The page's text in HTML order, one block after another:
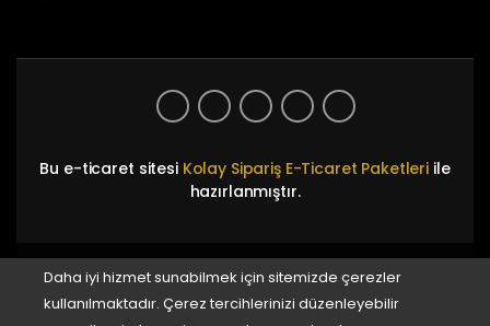
Bu e-ticaret sitesi Kolay Sipariş E-Ticaret Paketleri ile
hazırlanmıştır.
Daha iyi hizmet sunabilmek için sitemizde çerezler
kullanılmaktadır. Çerez tercihlerinizi düzenleyebilir